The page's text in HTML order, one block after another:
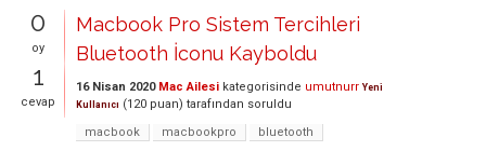
0
oy
1
cevap
Macbook Pro Sistem Tercihleri
Bluetooth İconu Kayboldu
16 Nisan 2020 Mac Ailesi kategorisinde umutnurr Yeni
Kullanıcı (120 puan) tarafından soruldu
macbook
macbookpro bluetooth